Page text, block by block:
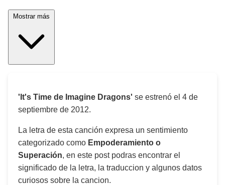
'It's Time de Imagine Dragons' se estrenó el 4 de
septiembre de 2012.
La letra de esta canción expresa un sentimiento
categorizado como Empoderamiento o
Superación, en este post podras encontrar el
significado de la letra, la traduccion y algunos datos
curiosos sobre la cancion.